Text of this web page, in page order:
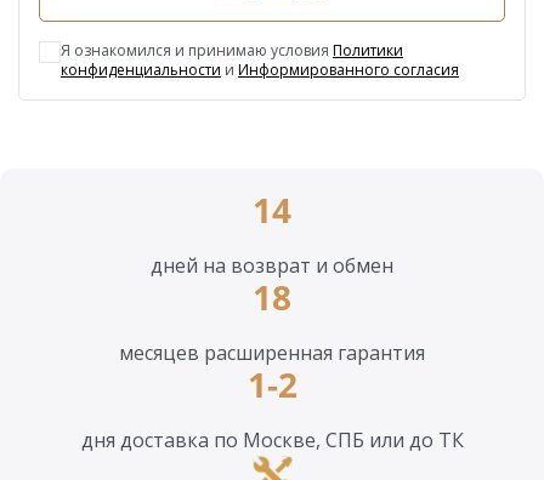
Я ознакомился и принимаю условия Политики
конфиденциальности и Информированного согласия
14
дней на возврат и обмен
18
месяцев расширенная гарантия
1-2
дня доставка по Москве, СПБ или до ТК